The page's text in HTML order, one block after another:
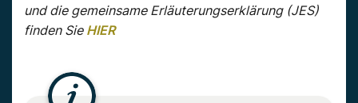
und die gemeinsame Erläuterungserklärung (JES)
finden Sie HIER